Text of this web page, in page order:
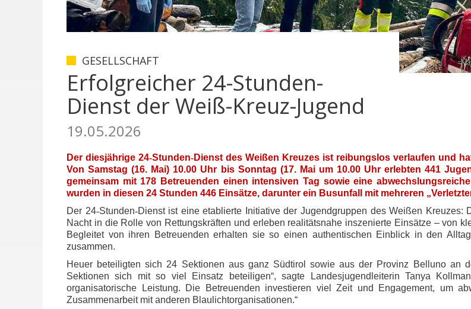
GESELLSCHAFT
Erfolgreicher 24-Stunden-
Dienst der Weiß-Kreuz-Jugend
19.05.2026
Der diesjährige 24‑Stunden‑Dienst des Weißen Kreuzes ist reibungslos verlaufen und
Von Samstag (16. Mai) 10.00 Uhr bis Sonntag (17. Mai um 10.00 Uhr erlebten 441
gemeinsam mit 178 Betreuenden einen intensiven Tag sowie eine
wurden in diesen 24 Stunden 446 Einsätze, darunter ein Busunfall mit mehreren
Der 24‑Stunden‑Dienst ist eine etablierte Initiative der Jugendgruppen des Weißen
Nacht in die Rolle von Rettungskräften und erleben realitätsnahe inszenierte Einsätze – von
Begleitet von ihren Betreuenden erhalten sie so einen authentischen Einblick in den
zusammen.
Heuer beteiligten sich 24 Sektionen aus ganz Südtirol sowie aus der Provinz Belluno an
Sektionen sich mit so viel Einsatz beteiligen“, sagte Landesjugendleiterin Tanya
organisatorische Leistung. Die Betreuenden investieren viel Zeit und Engagement, um
Zusammenarbeit mit anderen Blaulichtorganisationen.“